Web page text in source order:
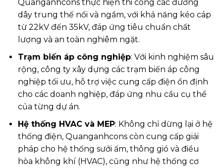
Quanganhcons thực hiện thi công các đường
dây trung thế nổi và ngầm, với khả năng kéo cáp
từ 22kV đến 35kV, đáp ứng tiêu chuẩn chất
lượng và an toàn nghiêm ngặt.
Trạm biến áp công nghiệp: Với kinh nghiệm sâu
rộng, công ty xây dựng các trạm biến áp công
nghiệp tối ưu, hỗ trợ việc cung cấp điện ổn định
cho các doanh nghiệp, đáp ứng nhu cầu cụ thể
của từng dự án.
Hệ thống HVAC và MEP: Không chỉ dừng lại ở hệ
thống điện, Quanganhcons còn cung cấp giải
pháp cho hệ thống sưởi ấm, thông gió và điều
hòa không khí (HVAC), cũng như hệ thống cơ